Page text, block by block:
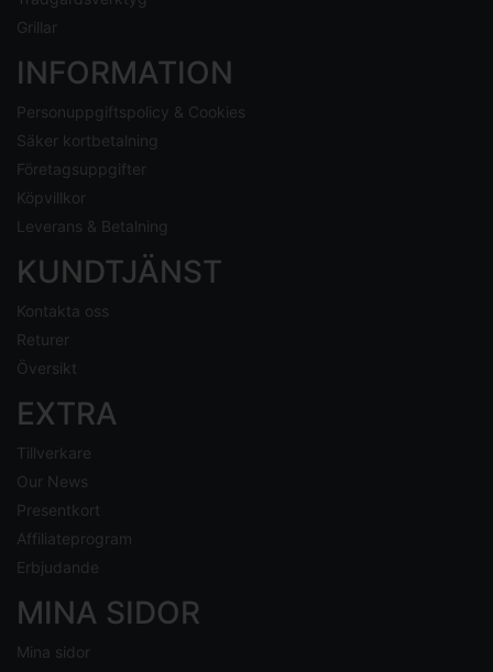
Grillar
INFORMATION
Personuppgiftspolicy & Cookies
Säker kortbetalning
Företagsuppgifter
Köpvillkor
Leverans & Betalning
KUNDTJÄNST
Kontakta oss
Returer
Översikt
EXTRA
Tillverkare
Our News
Presentkort
Affiliateprogram
Erbjudande
MINA SIDOR
Mina sidor